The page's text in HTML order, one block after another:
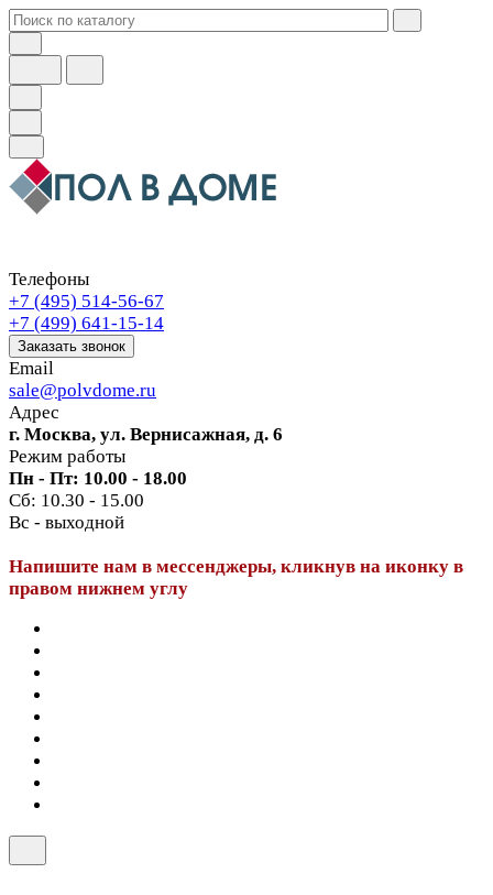
Телефоны
+7 (495) 514-56-67
+7 (499) 641-15-14
Заказать звонок
Email
sale@polvdome.ru
Адрес
г. Москва, ул. Вернисажная, д. 6
Режим работы
Пн - Пт: 10.00 - 18.00
Сб: 10.30 - 15.00
Вс - выходной
Напишите нам в мессенджеры, кликнув на иконку в
правом нижнем углу